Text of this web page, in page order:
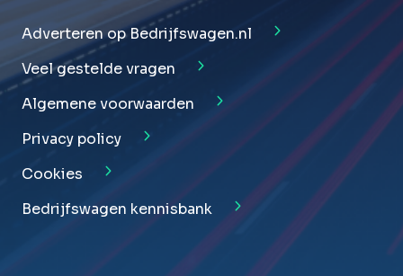
Adverteren op Bedrijfswagen.nl
Veel gestelde vragen
Algemene voorwaarden
Privacy policy
Cookies
Bedrijfswagen kennisbank